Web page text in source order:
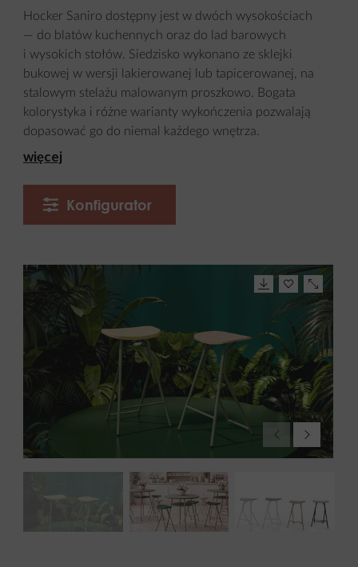
Hocker Saniro dostępny jest w dwóch wysokościach
— do blatów kuchennych oraz do lad barowych
i wysokich stołów. Siedzisko wykonano ze sklejki
bukowej w wersji lakierowanej lub tapicerowanej, na
stalowym stelażu malowanym proszkowo. Bogata
kolorystyka i różne warianty wykończenia pozwalają
dopasować go do niemal każdego wnętrza.
więcej
Konfigurator